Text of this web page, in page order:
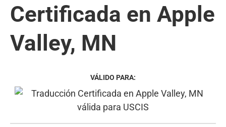
Certificada en Apple
Valley, MN
VÁLIDO PARA: